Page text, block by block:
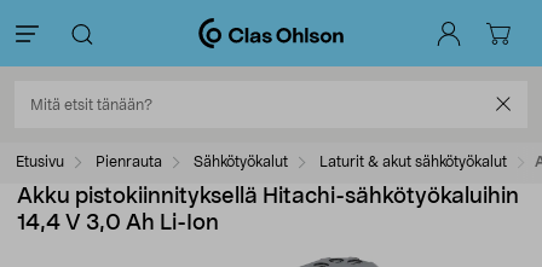
Etusivu Pienrauta Sähkötyökalut Laturit & akut sähkötyökalut
Akku pistokiinnityksellä Hitachi-sähkötyökaluihin
14,4 V 3,0 Ah Li-Ion